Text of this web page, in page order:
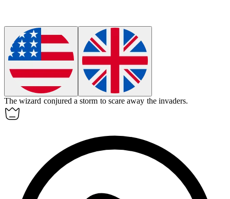
The wizard conjured a storm to scare away the invaders.